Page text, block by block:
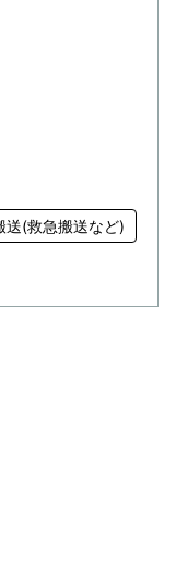
送(救急搬送など)